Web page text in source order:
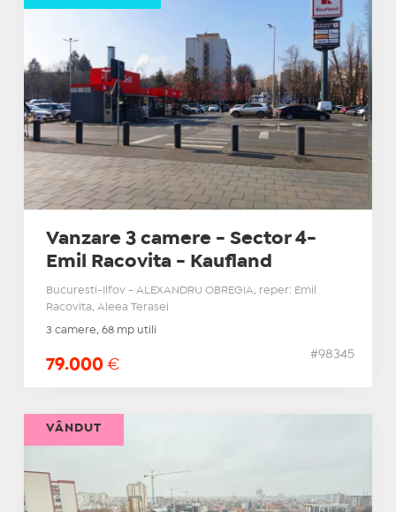
Vanzare 3 camere - Sector 4-
Emil Racovita - Kaufland
Bucuresti-Ilfov - ALEXANDRU OBREGIA, reper: Emil
Racovita, Aleea Terasei
3 camere, 68 mp utili
79.000 €
#98345
VÂNDUT